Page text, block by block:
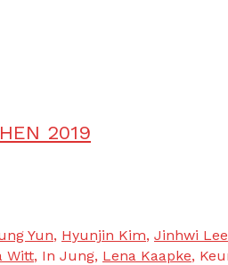
2019
Yun, Hyunjin Kim, Jinhwi Lee
Witt, In Jung, Lena Kaapke,